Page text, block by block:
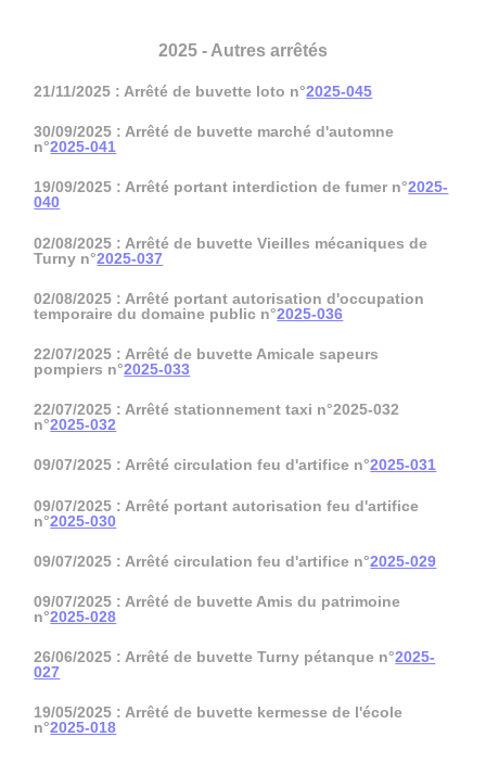
2025 - Autres arrêtés
21/11/2025 : Arrêté de buvette loto n°2025-045
30/09/2025 : Arrêté de buvette marché d'automne
n°2025-041
19/09/2025 : Arrêté portant interdiction de fumer n°2025-
040
02/08/2025 : Arrêté de buvette Vieilles mécaniques de
Turny n°2025-037
02/08/2025 : Arrêté portant autorisation d'occupation
temporaire du domaine public n°2025-036
22/07/2025 : Arrêté de buvette Amicale sapeurs
pompiers n°2025-033
22/07/2025 : Arrêté stationnement taxi n°2025-032
n°2025-032
09/07/2025 : Arrêté circulation feu d'artifice n°2025-031
09/07/2025 : Arrêté portant autorisation feu d'artifice
n°2025-030
09/07/2025 : Arrêté circulation feu d'artifice n°2025-029
09/07/2025 : Arrêté de buvette Amis du patrimoine
n°2025-028
26/06/2025 : Arrêté de buvette Turny pétanque n°2025-
027
19/05/2025 : Arrêté de buvette kermesse de l'école
n°2025-018